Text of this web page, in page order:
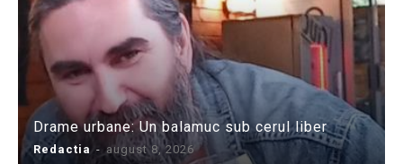
Drame urbane: Un balamuc sub cerul liber
Redactia - august 8, 2026